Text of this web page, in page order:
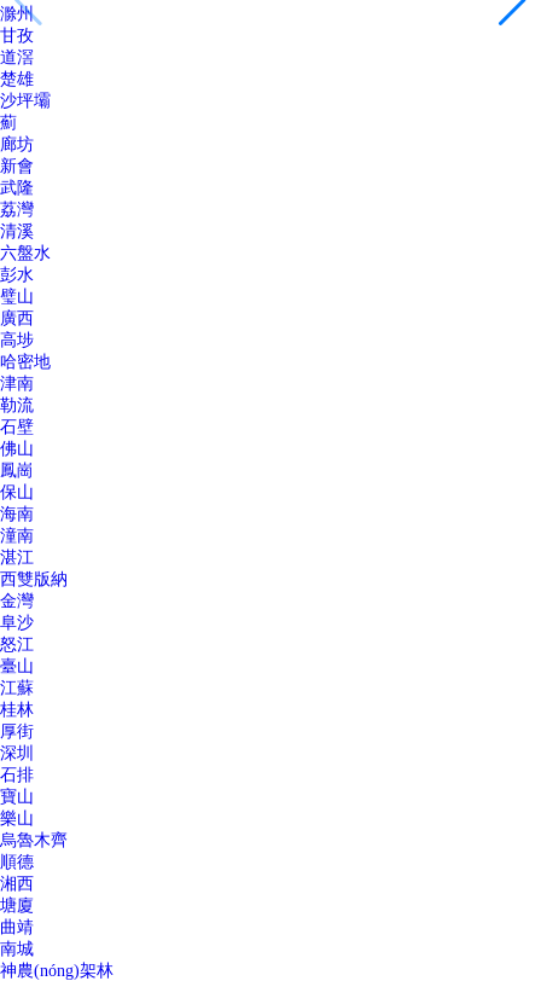
滁州
甘孜
道滘
楚雄
沙坪壩
薊
廊坊
新會
武隆
荔灣
清溪
六盤水
彭水
璧山
廣西
高埗
哈密地
津南
勒流
石壁
佛山
鳳崗
保山
海南
潼南
湛江
西雙版納
金灣
阜沙
怒江
臺山
江蘇
桂林
厚街
深圳
石排
寶山
樂山
烏魯木齊
順德
湘西
塘廈
曲靖
南城
神農(nóng)架林